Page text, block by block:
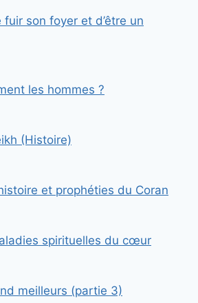
son foyer et d’être un
les hommes ?
(Histoire)
et prophéties du Coran
spirituelles du cœur
meilleurs (partie 3)